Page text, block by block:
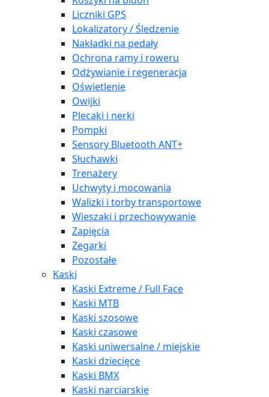
Liczniki GPS
Lokalizatory / Śledzenie
Nakładki na pedały
Ochrona ramy i roweru
Odżywianie i regeneracja
Oświetlenie
Owijki
Plecaki i nerki
Pompki
Sensory Bluetooth ANT+
Słuchawki
Trenażery
Uchwyty i mocowania
Walizki i torby transportowe
Wieszaki i przechowywanie
Zapięcia
Zegarki
Pozostałe
Kaski
Kaski Extreme / Full Face
Kaski MTB
Kaski szosowe
Kaski czasowe
Kaski uniwersalne / miejskie
Kaski dziecięce
Kaski BMX
Kaski narciarskie